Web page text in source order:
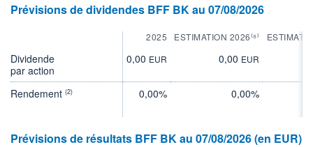
Prévisions de dividendes BFF BK au 07/08/2026
2025 ESTIMATION 2026⁽⁸⁾
Dividende
par action
0,00 EUR 0,00 EUR
Rendement (2) 0,00% 0,00%
Prévisions de résultats BFF BK au 07/08/2026 (en EUR)